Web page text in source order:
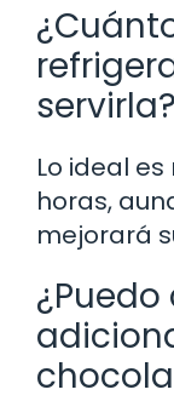
servirla?
Lo ideal
horas,
mejorará